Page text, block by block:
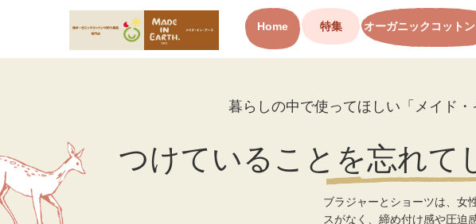
オーガニックコットン製品と
Home 特集 オーガニックコット
暮らしの中で使ってほしい「メイド・
つけていることを忘れ
ブラジャーとショーツは、女
スがなく、締め付け感や圧迫